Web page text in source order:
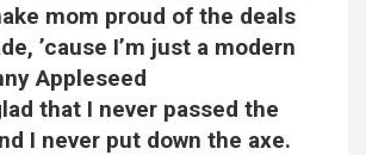
mom proud of the deals
’cause I’m just a modern
Appleseed
that I never passed the
I never put down the axe.